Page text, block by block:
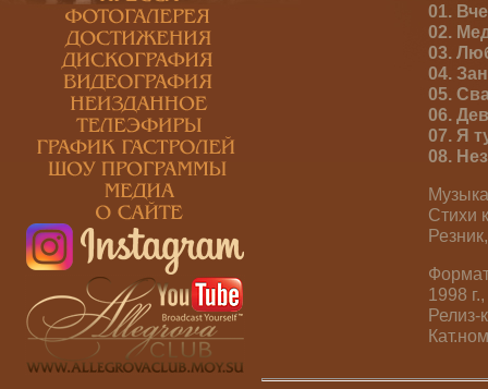
01.
02.
03.
04.
05.
06.
07. Я
08.
Стихи
1998